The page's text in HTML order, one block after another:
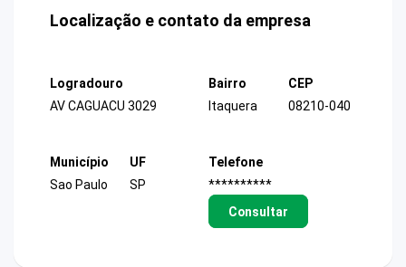
Localização e contato da empresa
Logradouro
AV CAGUACU 3029
Bairro
Itaquera
CEP
08210-040
Município
Sao Paulo
UF
SP
Telefone
**********
Consultar